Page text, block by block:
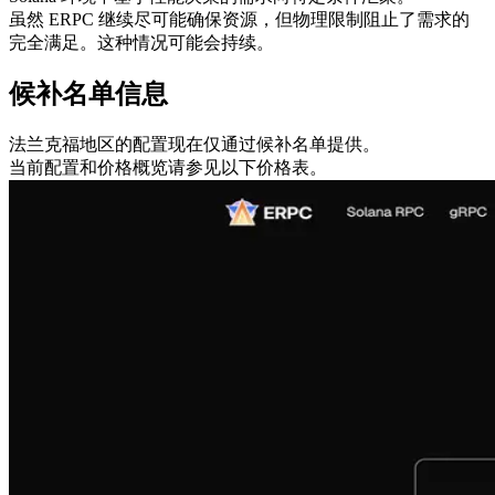
虽然 ERPC 继续尽可能确保资源，但物理限制阻止了需求的
完全满足。这种情况可能会持续。
候补名单信息
法兰克福地区的配置现在仅通过候补名单提供。
当前配置和价格概览请参见以下价格表。